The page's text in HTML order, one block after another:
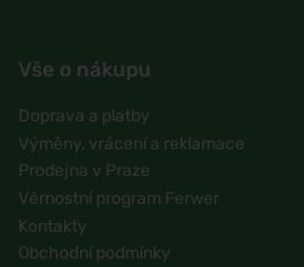
Vše o nákupu
Doprava a platby
Výměny, vrácení a reklamace
Prodejna v Praze
Věrnostní program Ferwer
Kontakty
Obchodní podmínky